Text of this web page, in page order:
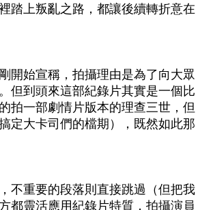
踏上叛亂之路，都讓後續轉折意在
開始宣稱，拍攝理由是為了向大眾
但到頭來這部紀錄片其實是一個比
拍一部劇情片版本的理查三世，但
定大卡司們的檔期），既然如此那
不重要的段落則直接跳過（但把我
都靈活應用紀錄片特質，拍攝演員